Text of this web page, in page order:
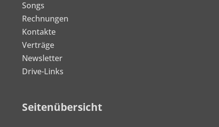
Songs
Rechnungen
Kontakte
Verträge
Newsletter
Drive-Links
Seitenübersicht